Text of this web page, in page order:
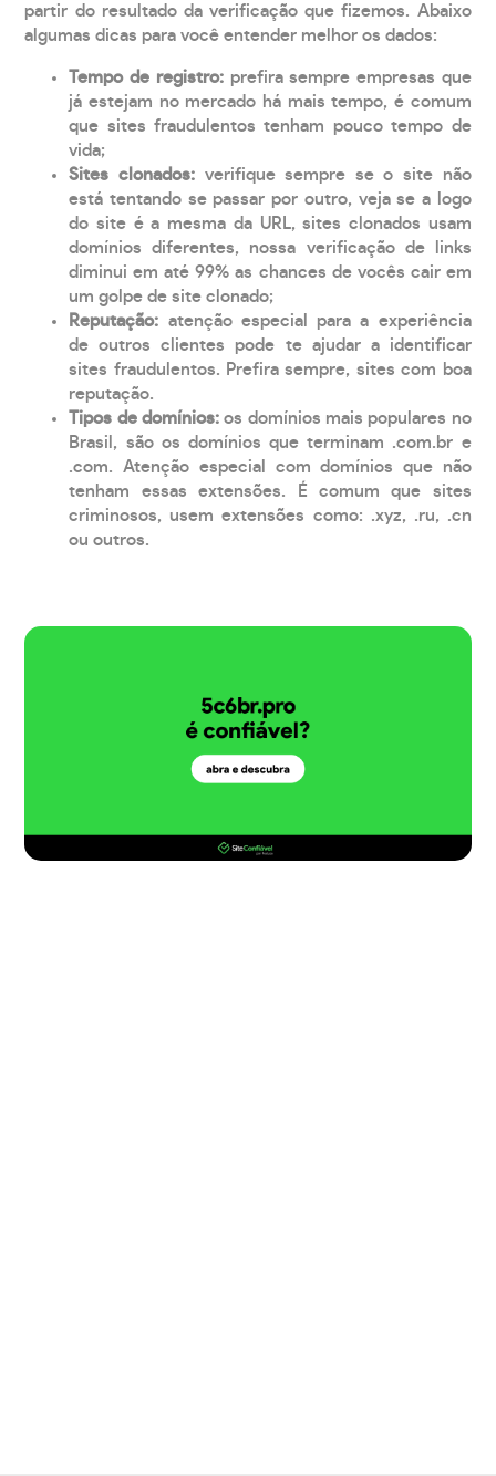
partir do resultado da verificação que fizemos. Abaixo
algumas dicas para você entender melhor os dados:
Tempo de registro: prefira sempre empresas que
já estejam no mercado há mais tempo, é comum
que sites fraudulentos tenham pouco tempo de
vida;
Sites clonados: verifique sempre se o site não
está tentando se passar por outro, veja se a logo
do site é a mesma da URL, sites clonados usam
domínios diferentes, nossa verificação de links
diminui em até 99% as chances de vocês cair em
um golpe de site clonado;
Reputação: atenção especial para a experiência
de outros clientes pode te ajudar a identificar
sites fraudulentos. Prefira sempre, sites com boa
reputação.
Tipos de domínios:os domínios mais populares no
Brasil, são os domínios que terminam .com.br e
.com. Atenção especial com domínios que não
tenham essas extensões. É comum que sites
criminosos, usem extensões como: .xyz, .ru, .cn
ou outros.